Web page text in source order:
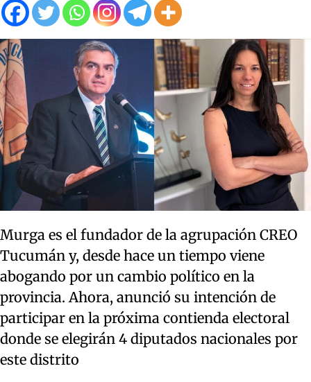
Murga es el fundador de la agrupación CREO
Tucumán y, desde hace un tiempo viene
abogando por un cambio político en la
provincia. Ahora, anunció su intención de
participar en la próxima contienda electoral
donde se elegirán 4 diputados nacionales por
este distrito